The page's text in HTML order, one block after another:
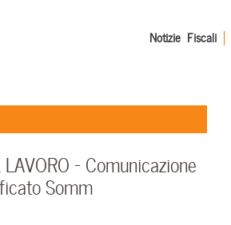
Notizie Fiscali
– Comunicazione
Somm